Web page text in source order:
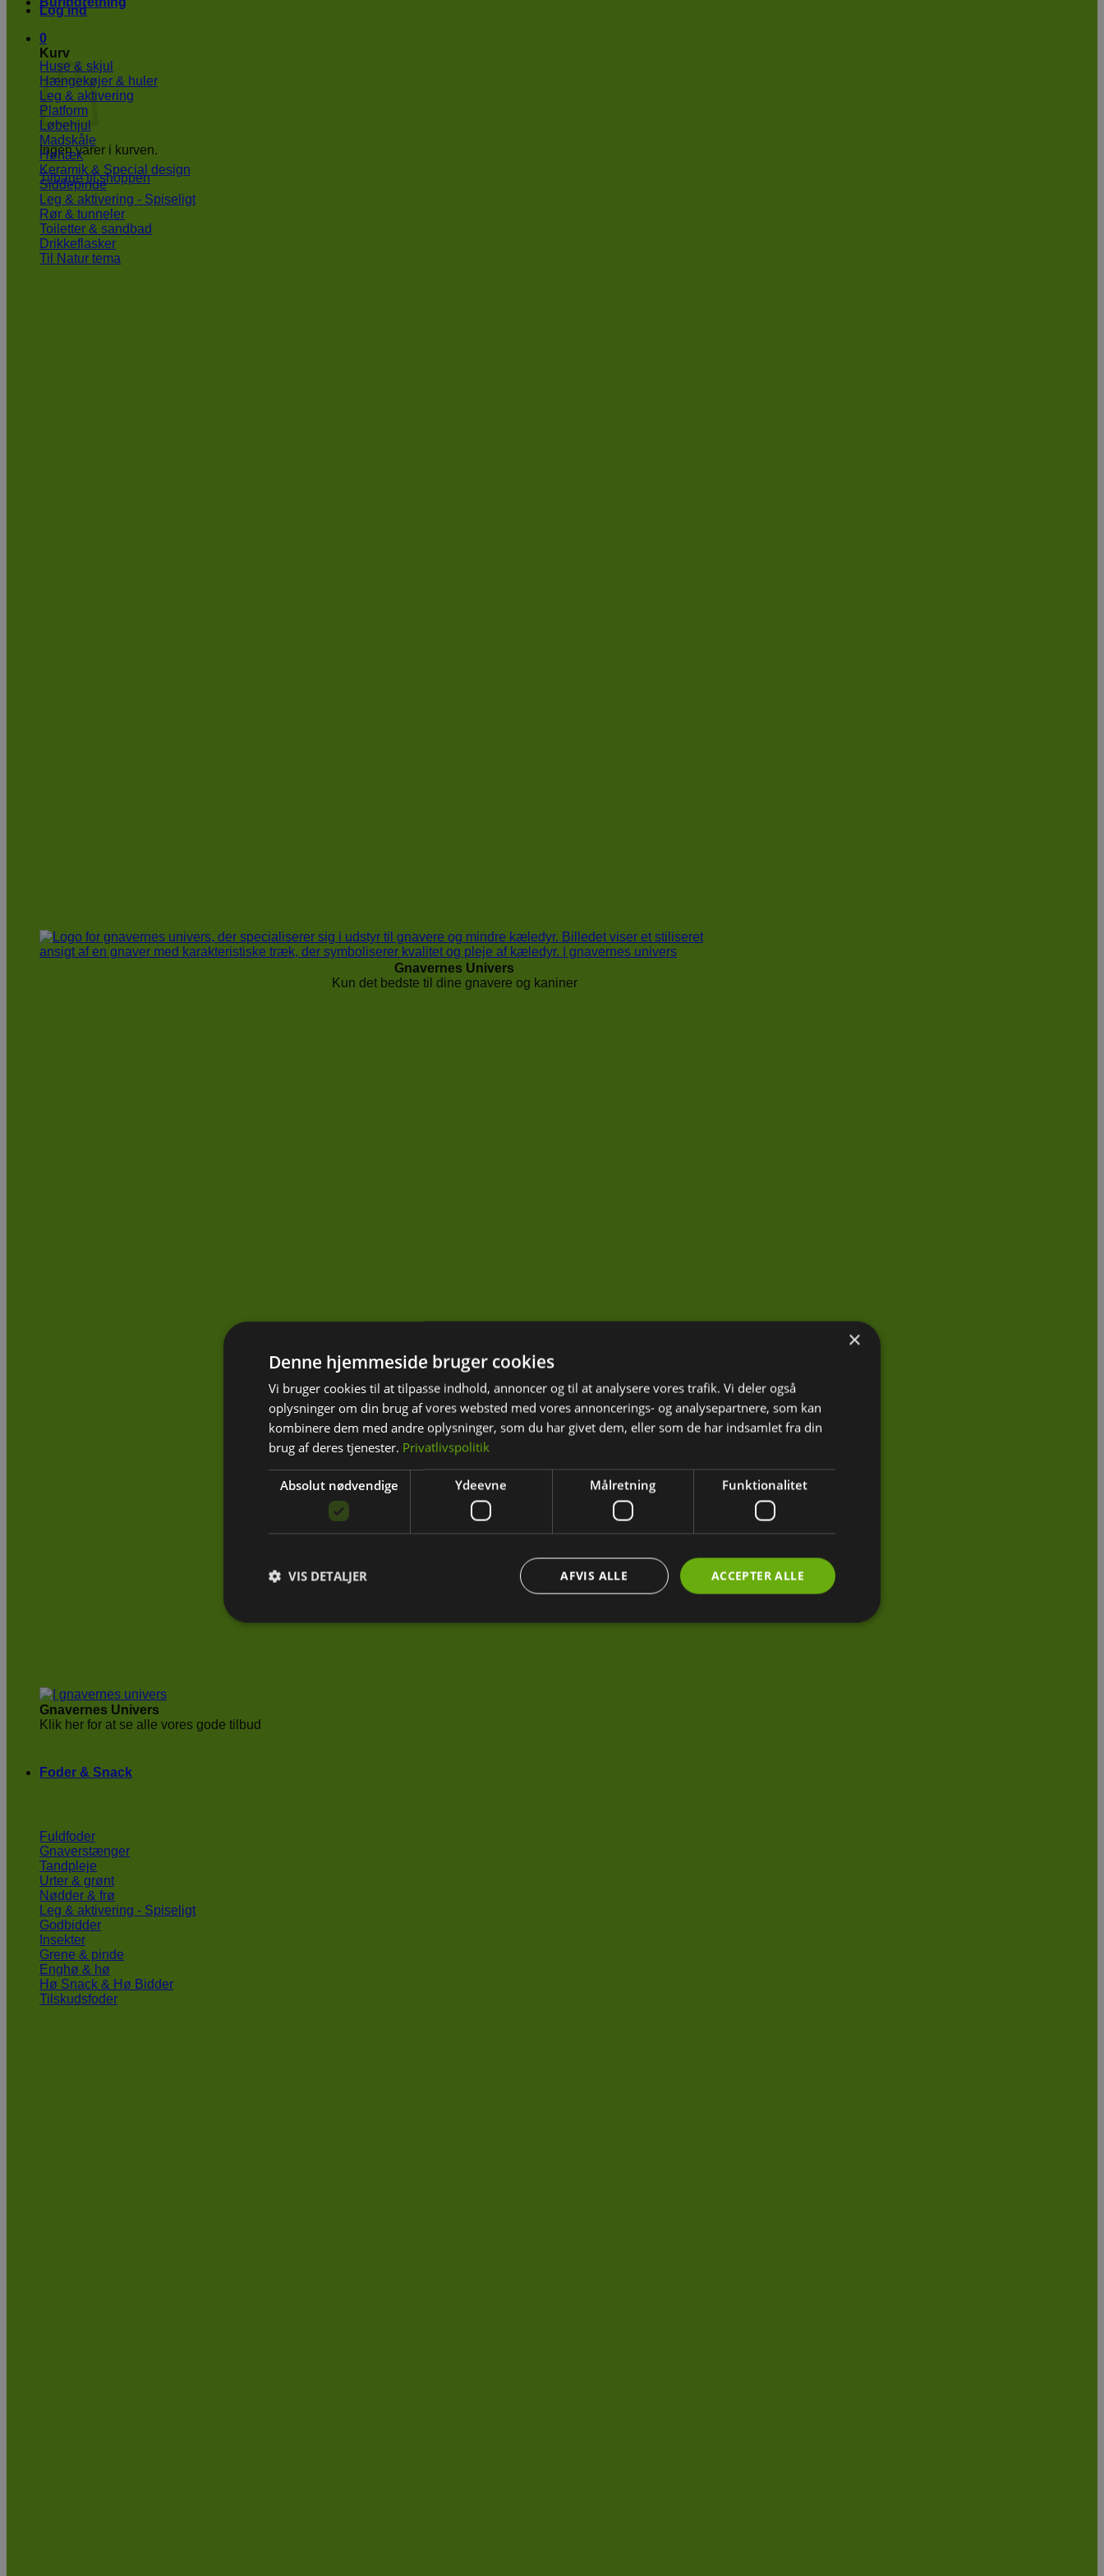
Log ind
0
Kurv
Ingen varer i kurven.
Tilbage til shoppen
Huse & skjul
Hængekøjer & huler
Leg & aktivering
Platform
Løbehjul
Madskåle
Høhæk
Keramik & Special design
Siddepinde
Leg & aktivering - Spiseligt
Rør & tunneler
Toiletter & sandbad
Drikkeflasker
Til Natur tema
Gnavernes Univers
Kun det bedste til dine gnavere og kaniner
Gnavernes Univers
Klik her for at se alle vores gode tilbud
Foder & Snack
Fuldfoder
Gnaverstænger
Tandpleje
Urter & grønt
Nødder & frø
Leg & aktivering - Spiseligt
Godbidder
Insekter
Grene & pinde
Enghø & hø
Hø Snack & Hø Bidder
Tilskudsfoder
×
Denne hjemmeside bruger cookies
Vi bruger cookies til at tilpasse indhold, annoncer og til at analysere vores trafik. Vi deler også
oplysninger om din brug af vores websted med vores annoncerings- og analysepartnere, som kan
kombinere dem med andre oplysninger, som du har givet dem, eller som de har indsamlet fra din
brug af deres tjenester. Privatlivspolitik
Absolut nødvendige Ydeevne Målretning Funktionalitet
ACCEPTER ALLE
AFVIS ALLE
VIS DETALJER